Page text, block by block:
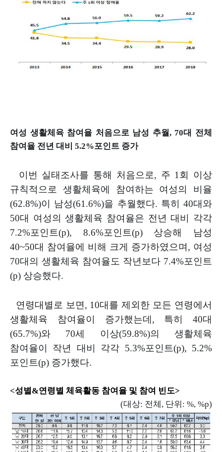
여성 생활체육 참여율 처음으로 남성 추월 , 70대 전체
참여율 전년 대비 5.2%포인트 증가
이번 실태조사를 통해 처음으로, 주 1 회 이상
규칙적으로 생활체육에 참여하는 여성의 비율
(62.8%)이 남성(61.6%)을 추월했다. 특히 40대와
50대 여성의 생활체육 참여율은 전년 대비 각각
7.2%포인트(p), 8.6%포인트(p) 상승해 남성
40~50대 참여율에 비해 크게 증가하였으며, 여성
70대의 생활체육 참여율도 작년보다 7.4%포인트
(p) 상승했다.
연령대별로 보면, 10대를 제외한 모든 연령에서
생활체육 참여율이 증가했는데, 특히 40대
(65.7%)와 70세 이상(59.8%)의 생활체육
참여율이 작년 대비 각각 5.3%포인트(p), 5.2%
포인트(p) 증가했다.
<성별&연령별 체육활동 참여율 및 참여 빈도>
(대상: 전체 , 단위 : %, %p)